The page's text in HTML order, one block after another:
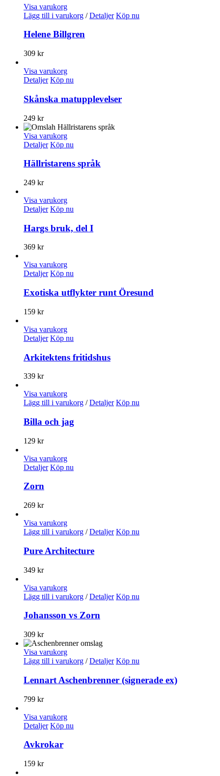
Visa varukorg
Lägg till i varukorg / Detaljer Köp nu
Helene Billgren
309 kr
Visa varukorg
Detaljer Köp nu
Skånska matupplevelser
249 kr
Visa varukorg
Detaljer Köp nu
Hällristarens språk
249 kr
Visa varukorg
Detaljer Köp nu
Hargs bruk, del I
369 kr
Visa varukorg
Detaljer Köp nu
Exotiska utflykter runt Öresund
159 kr
Visa varukorg
Detaljer Köp nu
Arkitektens fritidshus
339 kr
Visa varukorg
Lägg till i varukorg / Detaljer Köp nu
Billa och jag
129 kr
Visa varukorg
Detaljer Köp nu
Zorn
269 kr
Visa varukorg
Lägg till i varukorg / Detaljer Köp nu
Pure Architecture
349 kr
Visa varukorg
Lägg till i varukorg / Detaljer Köp nu
Johansson vs Zorn
309 kr
Visa varukorg
Lägg till i varukorg / Detaljer Köp nu
Lennart Aschenbrenner (signerade ex)
799 kr
Visa varukorg
Detaljer Köp nu
Avkrokar
159 kr